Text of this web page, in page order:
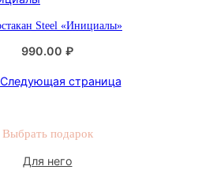
Steel «Инициалы»
990.00 ₽
Следующая страница
Выбрать подарок
Для него